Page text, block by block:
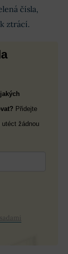
čísla,
ztrácí.
Přidejte
utéct žádnou